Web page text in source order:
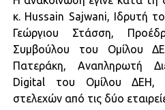
κ. Hussain Sajwani, Ιδρυτή
Γεώργιου Στάσση,
Συμβούλου του Ομίλου
Πατεράκη, Αναπληρωτή
Digital του Ομίλου ΔΕΗ,
στελεχών από τις δύο